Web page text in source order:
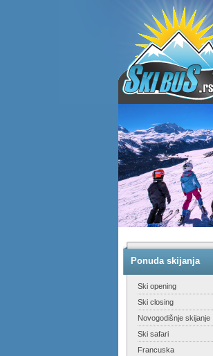
Ponuda skijanja
Ski opening
Ski closing
Novogodišnje skijanje
Ski safari
Francuska